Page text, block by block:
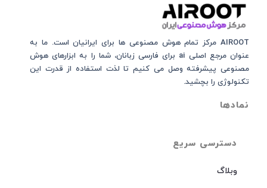
دسترسی سریع
وبلاگ
AIROOT مرکز تمام هوش مصنوعی‌‌‌ ها برای ایرانیان است. ما به
عنوان مرجع اصلی ai برای فارسی زبانان، شما را به ابزارهای هوش
مصنوعی پیشرفته وصل می کنیم تا لذت استفاده از قدرت این
تکنولوژی را بچشید.
نمادها